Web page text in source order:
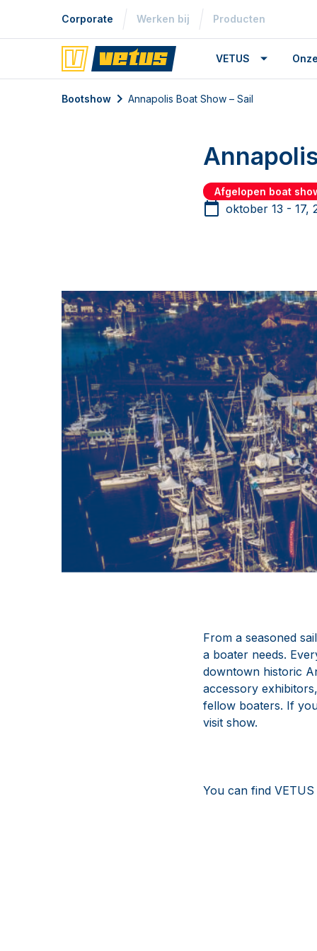
Corporate Werken bij Producten
VETUS
Bootshow Annapolis Boat Show – Sail
Afgelopen boat
oktober 13 - 17,
From a seasoned
a boater needs.
downtown historic
accessory
fellow boaters. If
visit show.
You can find